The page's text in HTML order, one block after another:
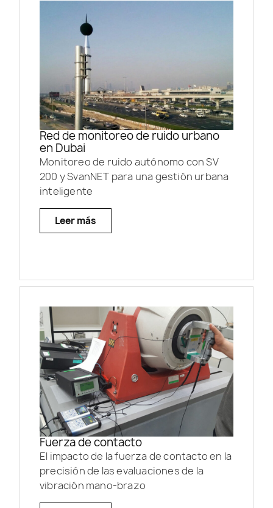
Red de monitoreo de ruido urbano
en Dubai
Monitoreo de ruido autónomo con SV
200 y SvanNET para una gestión urbana
inteligente
Leer más
Fuerza de contacto
El impacto de la fuerza de contacto en la
precisión de las evaluaciones de la
vibración mano-brazo